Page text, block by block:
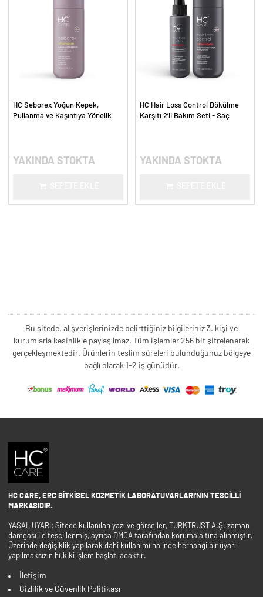
HC Seborex Yoğun Kepek,
Pullanma ve Kaşıntıya Yönelik
YAKINDA STOKTA
HC Hair Loss Control Dökülme
Karşıtı 2’li Bakım Seti - Saç
YAKINDA STOKTA
Bu sitede, alışverişlerinizde belirttiğiniz bilgileriniz 3. kişi ve
kurumlarla kesinlikle paylaşılmaz. Tüm işlemler 256 bit şifrelenerek
gerçekleşmektedir. Ürünlerin teslim süreleri bulunduğunuz bölgeye
bağlı olarak 1-2 iş günüdür.
HC CARE, ERC BITKISEL KOZMETIK LABORATUVARLARI'NIN TESCILLI
MARKASIDIR.
YASAL UYARI: Sitede kullanılan yazı ve görseller, TURKTRUST A.Ş. zaman
damgası ile tescillenmiş, ayrıca DMCA tarafından koruma altına alınmıştır.
Üzerinde değişiklik yapılarak dahi kullanımı halinde herhangi bir uyarı
yapılmaksızın hukiki işlem başlatılacaktır.
İletişim
Gizlilik ve Güvenlik Politikası